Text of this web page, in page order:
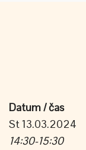
Datum / čas
St 13.03.2024
14:30-15:30